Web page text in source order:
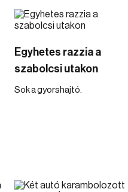
Egyhetes razzia a
szabolcsi utakon
Sok a gyorshajtó.